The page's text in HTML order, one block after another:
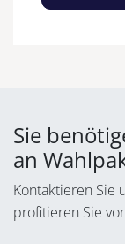
Sie
an
Kontaktieren Sie
profitieren Sie